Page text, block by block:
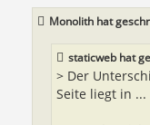
Monolith hat
staticwebhat
> Der
Seite liegt in ...